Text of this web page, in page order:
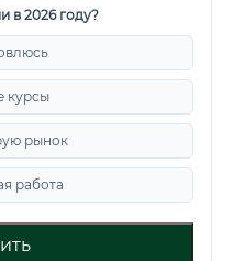
в 2026 году?
курсы
рынок
работа